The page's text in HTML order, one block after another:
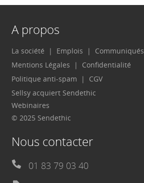
A propos
La société Emplois Communiqués
Mentions Légales
Confidentialité
Politique anti-spam
CGV
Sellsy acquiert Sendethic
Webinaires
© 2025 Sendethic
Nous contacter
01 83 79 03 40